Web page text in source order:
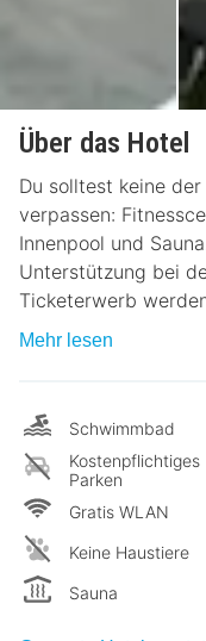
Über das Hotel
Du solltest keine
verpassen:
Innenpool und
Unterstützung bei
Ticketerwerb
Mehr lesen
Schwimmbad
Kostenpflichtiges
Parken
Gratis WLAN
Keine Haustiere
Sauna